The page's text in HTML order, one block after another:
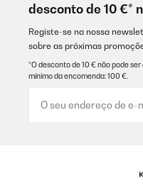
desconto de 10 €*
Registe-se na nossa
sobre as próximas
*O desconto de 10 € não pode
mínimo da encomenda: 100 €.